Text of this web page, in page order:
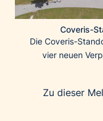
Huawei Consumer
JP Immobilien
Kroatische Zentrale für
Coveris-
Die Coveris-
vier neuen
Zu dieser